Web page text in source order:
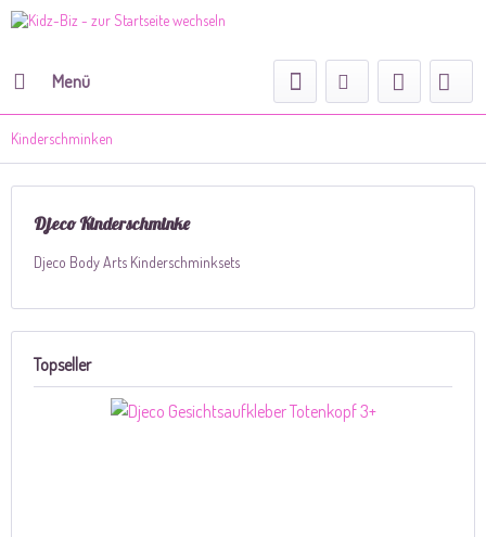
Menü
Kinderschminken
Djeco Kinderschminke
Djeco Body Arts Kinderschminksets
Topseller